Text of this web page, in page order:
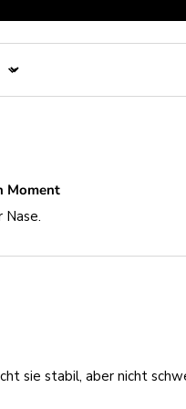
Moment
Nase.
sie stabil, aber nicht